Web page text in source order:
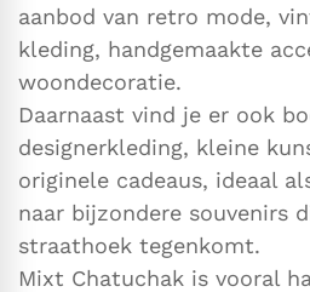
aanbod van retro mode,
kleding, handgemaakte
woondecoratie.
Daarnaast vind je er ook
designerkleding, kleine
originele cadeaus, ideaal
naar bijzondere souvenirs
straathoek tegenkomt.
Mixt Chatuchak is vooral